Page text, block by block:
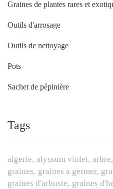
Graines de plantes rares et
Outils d'arrosage
Outils de nettoyage
Pots
Sachet de pépinière
Tags
algerie alyssum violet arbre
graines graines a germer
graines d'arbuste graines